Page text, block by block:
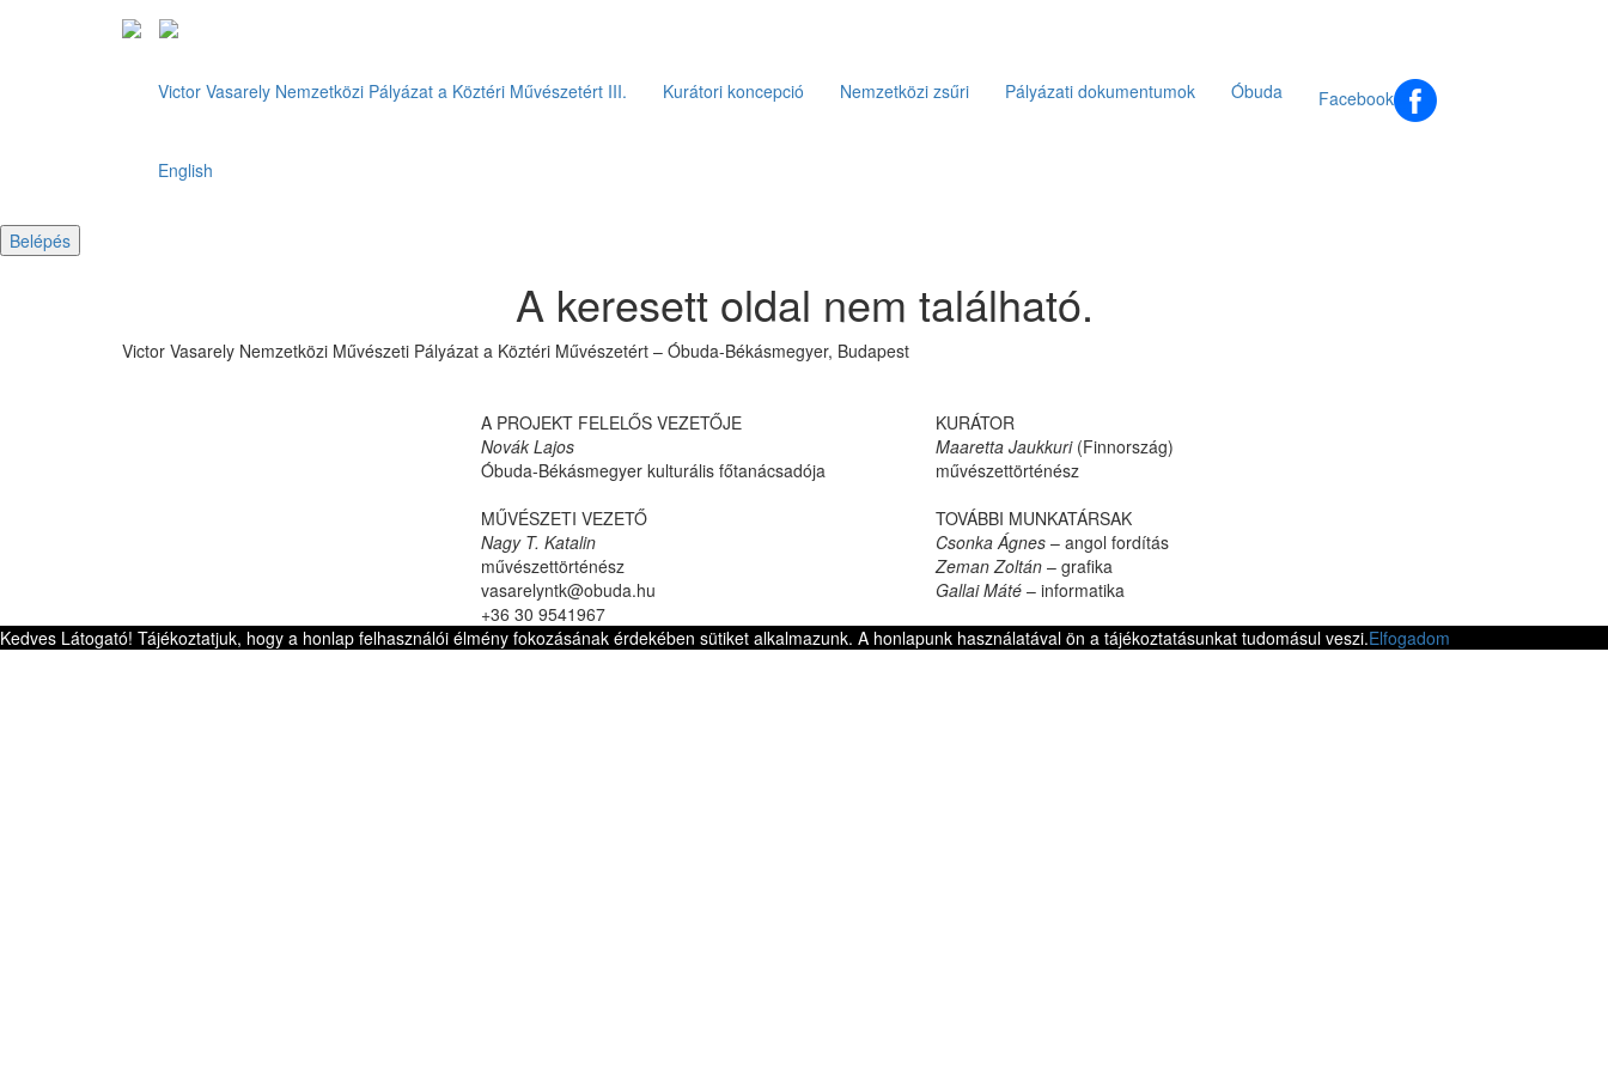
Victor Vasarely Nemzetközi Pályázat a Köztéri Művészetért III. Kurátori koncepció Nemzetközi zsűri Pályázati dokumentumok Óbuda Facebook
English
Belépés
A keresett oldal nem található.
Victor Vasarely Nemzetközi Művészeti Pályázat a Köztéri Művészetért – Óbuda-Békásmegyer, Budapest
A PROJEKT FELELŐS VEZETŐJE
Novák Lajos
Óbuda-Békásmegyer kulturális főtanácsadója
MŰVÉSZETI VEZETŐ
Nagy T. Katalin
művészettörténész
vasarelyntk@obuda.hu
+36 30 9541967
KURÁTOR
Maaretta Jaukkuri(Finnország)
művészettörténész
TOVÁBBI MUNKATÁRSAK
Csonka Ágnes – angol fordítás
Zeman Zoltán – grafika
Gallai Máté – informatika
Kedves Látogató! Tájékoztatjuk, hogy a honlap felhasználói élmény fokozásának érdekében sütiket alkalmazunk. A honlapunk használatával ön a tájékoztatásunkat tudomásul veszi.Elfogadom